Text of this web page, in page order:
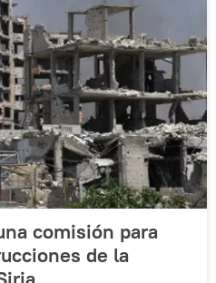
comisión para
de la